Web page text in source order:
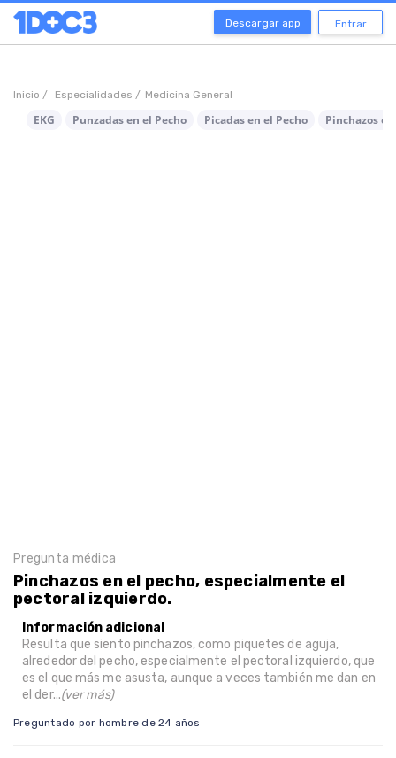
Descargar app Entrar
Inicio / Especialidades / Medicina General
EKG Punzadas en el Pecho Picadas en el Pecho Pinchazos
Pregunta médica
Pinchazos en el pecho, especialmente el
pectoral izquierdo.
Información adicional
Resulta que siento pinchazos, como piquetes de aguja,
alrededor del pecho, especialmente el pectoral izquierdo, que
es el que más me asusta, aunque a veces también me dan en
el der...(ver más)
Preguntado por hombre de 24 años